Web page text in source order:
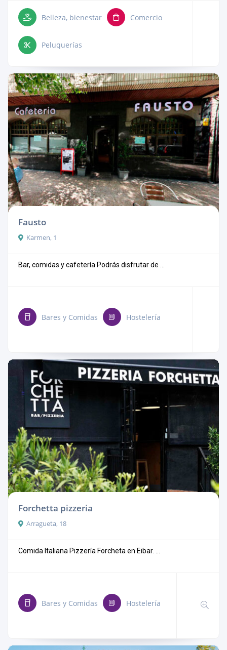
Belleza, bienestar Comercio
Peluquerías
Fausto
Karmen, 1
Bar, comidas y cafetería Podrás disfrutar de ...
Bares y Comidas Hostelería
Forchetta pizzeria
Arragueta, 18
Comida Italiana Pizzería Forcheta en Eibar. ...
Bares y Comidas Hostelería